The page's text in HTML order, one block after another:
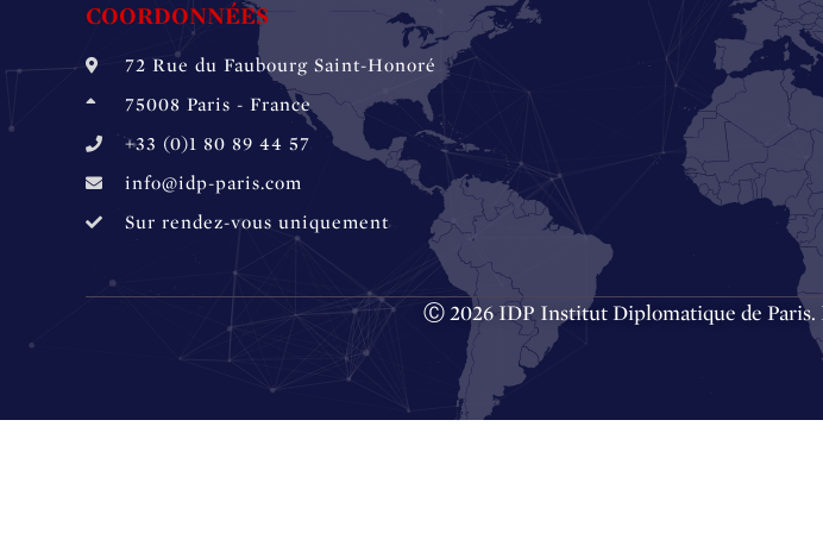
COORDONNÉES
72 Rue du Faubourg ‎Saint-Honoré
75008 Paris - France
+33 (0)1 80 89 44 57
info@idp-paris.com
Sur rendez-vous uniquement
Ⓒ 2026 IDP Institut Diplomatique de Paris.